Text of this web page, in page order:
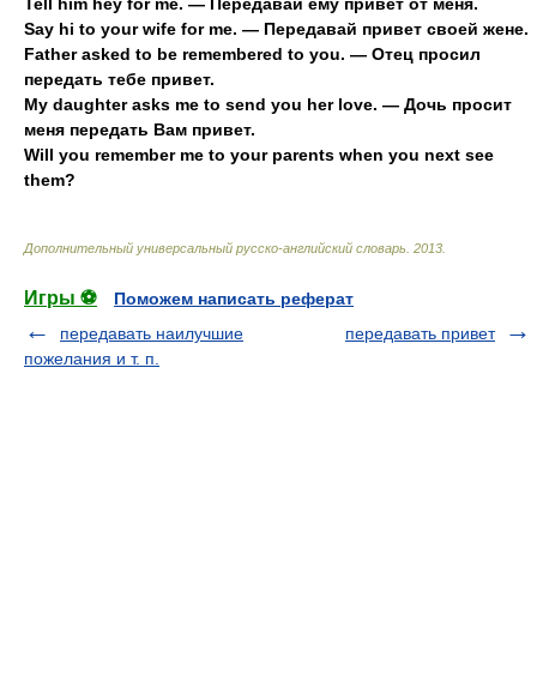
Say hi to your wife for me. — Передавай привет своей жене.
Father asked to be remembered to you. — Отец просил
передать тебе привет.
My daughter asks me to send you her love. — Дочь просит
меня передать Вам привет.
Will you remember me to your parents when you next see
them?
Дополнительный универсальный русско-английский словарь 2013
Игры ⚽
Поможем написать реферат
передавать наилучшие
пожелания и т. п.
передавать привет